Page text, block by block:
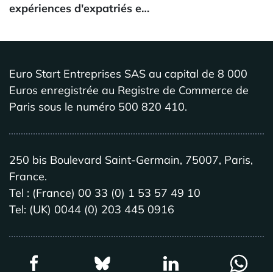
expériences d'expatriés e…
Euro Start Entreprises SAS au capital de 8 000
Euros enregistrée au Registre de Commerce de
Paris sous le numéro 500 820 410.
250 bis Boulevard Saint-Germain, 75007, Paris,
France.
Tel : (France) 00 33 (0) 1 53 57 49 10
Tel: (UK) 0044 (0) 203 445 0916